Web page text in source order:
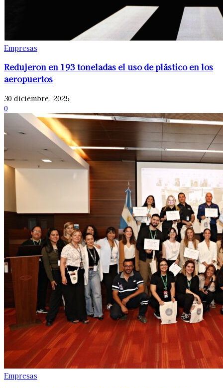
Empresas
Redujeron en 193 toneladas el uso de plástico en los
aeropuertos
30 diciembre, 2025
0
Empresas